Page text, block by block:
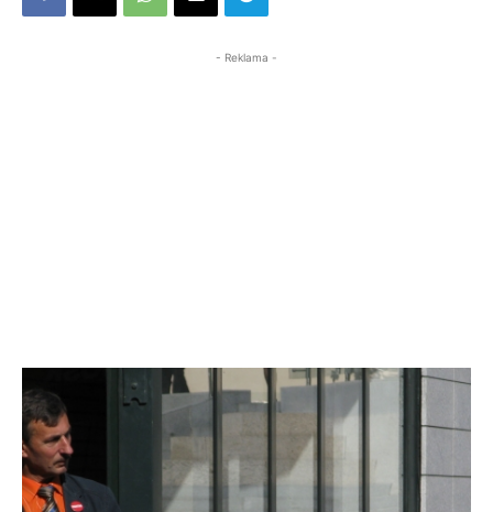
- Reklama -